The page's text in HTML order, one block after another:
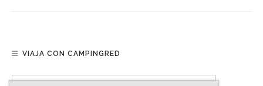
VIAJA CON CAMPINGRED